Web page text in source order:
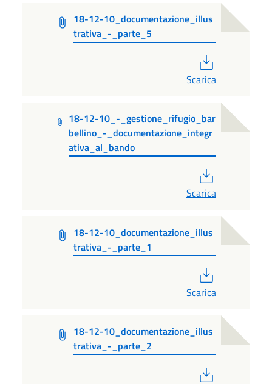
18-12-10_documentazione_illus
trativa_-_parte_5
Scarica
18-12-10_-_gestione_rifugio_bar
bellino_-_documentazione_integr
ativa_al_bando
Scarica
18-12-10_documentazione_illus
trativa_-_parte_1
Scarica
18-12-10_documentazione_illus
trativa_-_parte_2